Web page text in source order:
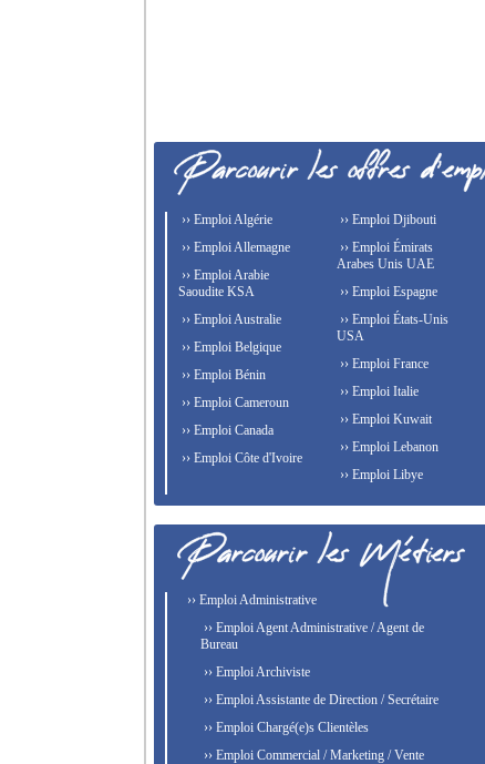
›› Emploi Algérie
›› Emploi Allemagne
›› Emploi Arabie
Saoudite KSA
›› Emploi Australie
›› Emploi Belgique
›› Emploi Bénin
›› Emploi Cameroun
›› Emploi Canada
›› Emploi Côte d'Ivoire
›› Emploi Djibouti
›› Emploi Émirats
Arabes Unis UAE
›› Emploi Espagne
›› Emploi États-Unis
USA
›› Emploi France
›› Emploi Italie
›› Emploi Kuwait
›› Emploi Lebanon
›› Emploi Libye
›› Emploi Administrative
›› Emploi Agent Administrative / Agent de
Bureau
›› Emploi Archiviste
›› Emploi Assistante de Direction / Secrétaire
›› Emploi Chargé(e)s Clientèles
›› Emploi Commercial / Marketing / Vente